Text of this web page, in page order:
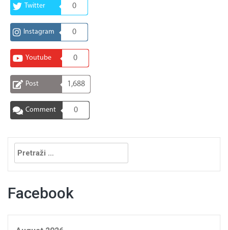
Twitter 0
Instagram 0
Youtube 0
Post 1,688
Comment 0
Pretraga:
Facebook